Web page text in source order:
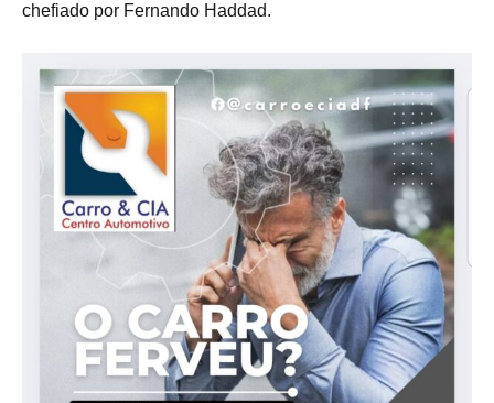
chefiado por Fernando Haddad.